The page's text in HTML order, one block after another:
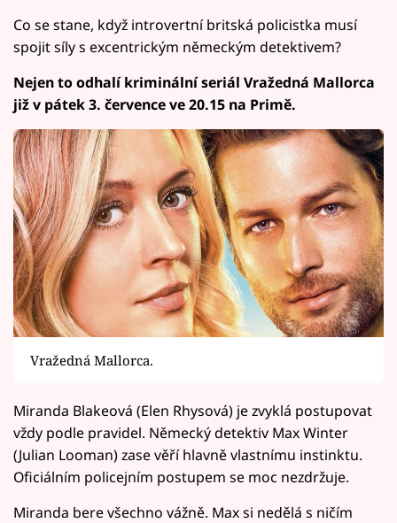
Co se stane, když introvertní britská policistka musí
spojit síly s excentrickým německým detektivem?
Nejen to odhalí kriminální seriál Vražedná Mallorca
již v pátek 3. července ve 20.15 na Primě.
Vražedná Mallorca.
Miranda Blakeová (Elen Rhysová) je zvyklá postupovat
vždy podle pravidel. Německý detektiv Max Winter
(Julian Looman) zase věří hlavně vlastnímu instinktu.
Oficiálním policejním postupem se moc nezdržuje.
Miranda bere všechno vážně. Max si nedělá s ničím